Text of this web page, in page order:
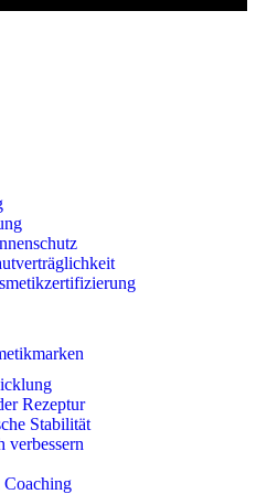
Rezeptur
Stabilität
verbessern
Coaching